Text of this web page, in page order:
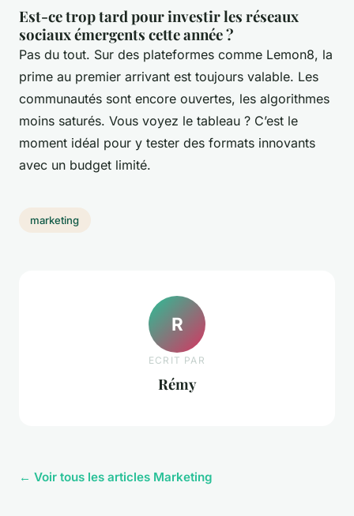
Est-ce trop tard pour investir les réseaux
sociaux émergents cette année ?
Pas du tout. Sur des plateformes comme Lemon8, la
prime au premier arrivant est toujours valable. Les
communautés sont encore ouvertes, les algorithmes
moins saturés. Vous voyez le tableau ? C’est le
moment idéal pour y tester des formats innovants
avec un budget limité.
marketing
R
ECRIT PAR
Rémy
← Voir tous les articles Marketing